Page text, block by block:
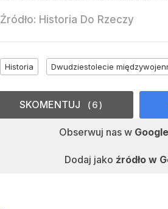
Źródło: Historia Do Rzeczy
Historia Dwudziestolecie
Obserwuj nas w
Dodaj jako źródło w
SKOMENTUJ 6